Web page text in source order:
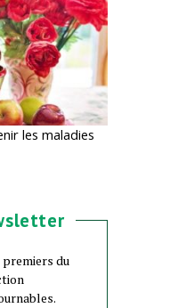
les maladies
premiers du